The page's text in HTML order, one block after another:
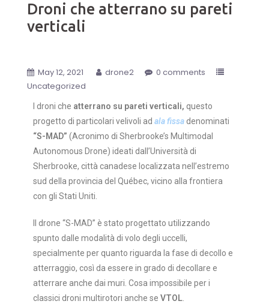
Droni che atterrano su pareti
verticali
May 12, 2021 drone2
0 comments
Uncategorized
I droni che atterrano su pareti verticali, questo
progetto di particolari velivoli ad ala fissa denominati
“S-MAD” (Acronimo di Sherbrooke’s Multimodal
Autonomous Drone) ideati dall’Università di
Sherbrooke, città canadese localizzata nell’estremo
sud della provincia del Québec, vicino alla frontiera
con gli Stati Uniti.
Il drone “S-MAD” è stato progettato utilizzando
spunto dalle modalità di volo degli uccelli,
specialmente per quanto riguarda la fase di decollo e
atterraggio, così da essere in grado di decollare e
atterrare anche dai muri. Cosa impossibile per i
classici droni multirotori anche se VTOL